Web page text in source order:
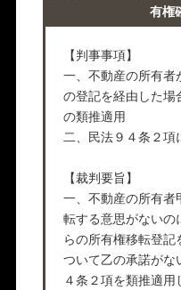
有権
【判事事項】
一、不動産の所有
の登記を経由した
の類推適用
二、民法９４条２
【裁判要旨】
一、不動産の所有者
転する意思がない
らの所有権移転登
ついて乙の承諾がな
４条２項を類推適